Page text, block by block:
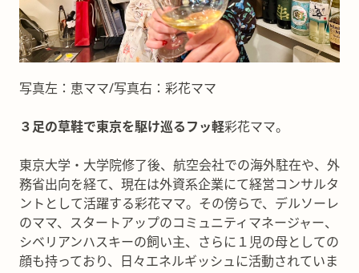
写真左：恵ママ/写真右：彩花ママ
３足の草鞋で東京を駆け巡るフッ軽彩花ママ。
東京大学・大学院修了後、航空会社での海外駐在や、外
務省出向を経て、現在は外資系企業にて経営コンサルタ
ントとして活躍する彩花ママ。その傍らで、デルソーレ
のママ、スタートアップのコミュニティマネージャー、
シベリアンハスキーの飼い主、さらに１児の母としての
顔も持っており、日々エネルギッシュに活動されていま